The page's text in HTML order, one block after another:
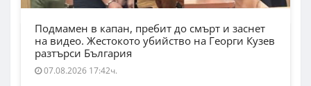
Подмамен в капан, пребит до смърт и заснет
на видео. Жестокото убийство на Георги Кузев
разтърси България
07.08.2026 17:42ч.